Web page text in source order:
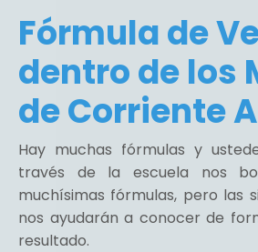
Fórmula de
dentro de los
de Corriente
Hay muchas fórmulas y
través de la escuela nos
muchísimas fórmulas, pero las
nos ayudarán a conocer de
resultado.